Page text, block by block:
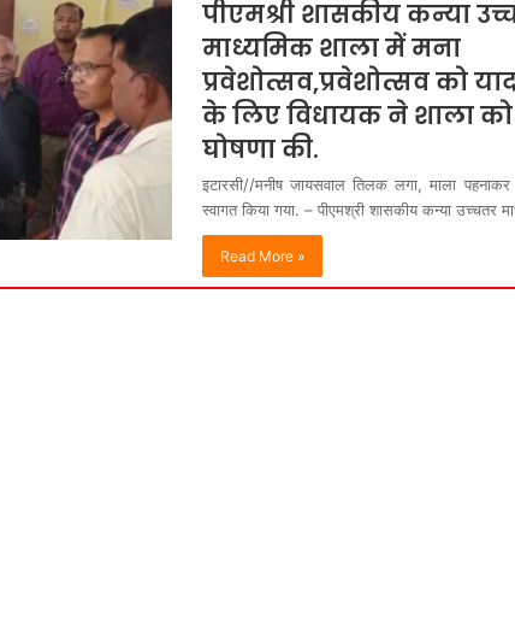
पीएमश्री शासकीय कन्या
माध्यमिक शाला में मना
प्रवेशोत्सव,प्रवेशोत्सव को
के लिए विधायक ने शाला
घोषणा की.
इटारसी//मनीष जायसवाल तिलक लगा, माला
स्वागत किया गया. – पीएमश्री शासकीय कन्या उच्चतर
Read More »